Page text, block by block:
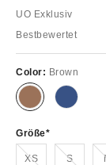
UO Exklusiv
Bestbewertet
Color: Brown
Größe
XSAusverkauft!
S